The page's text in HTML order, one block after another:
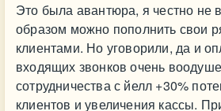
Это была авантюра, я честно не
образом можно пополнить свои
клиентами. Но уговорили, да и
входящих звонков очень
сотрудничества с йелл +30%
клиентов и увеличения кассы.